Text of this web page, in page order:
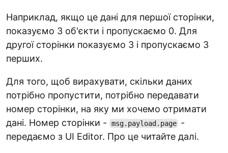
Наприклад, якщо це дані для першої сторінки,
показуємо 3 об'єкти і пропускаємо 0. Для
другої сторінки показуємо 3 і пропускаємо 3
перших.
Для того, щоб вирахувати, скільки даних
потрібно пропустити, потрібно передавати
номер сторінки, на яку ми хочемо отримати
дані. Номер сторінки -
msg.payload.page -
передаємо з UI Editor. Про це читайте далі.